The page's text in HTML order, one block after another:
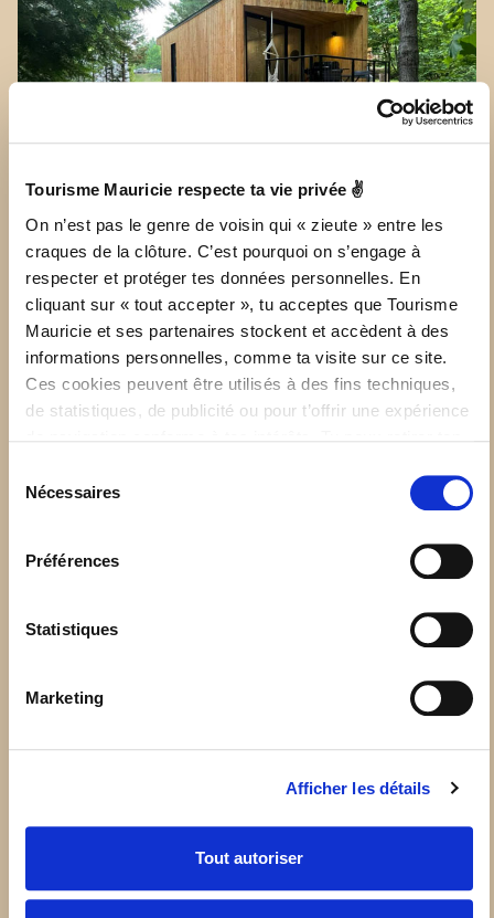
Tourisme Mauricie respecte ta vie privée ✌
On n’est pas le genre de voisin qui « zieute » entre les
craques de la clôture. C’est pourquoi on s’engage à
respecter et protéger tes données personnelles. En
cliquant sur « tout accepter », tu acceptes que Tourisme
Mauricie et ses partenaires stockent et accèdent à des
informations personnelles, comme ta visite sur ce site.
Ces cookies peuvent être utilisés à des fins techniques,
de statistiques, de publicité ou pour t’offrir une expérience
confidentialité.
Nécessaires
Préférences
Statistiques
Marketing
Afficher les détails
Tout autoriser
Maison flottante – Yacht
Club de Trois-Rivières –
flottants